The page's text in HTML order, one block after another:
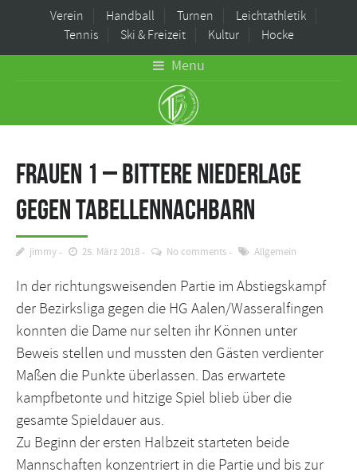
Verein Handball Turnen
Leichtathletik
Tennis
Ski & Freizeit Kultur Hocke
Menu
Frauen 1 – Bittere Niederlage
gegen Tabellennachbarn
jimmy 25. März 2018 No comments Allgemein
In der richtungsweisenden Partie im Abstiegskampf
der Bezirksliga gegen die HG Aalen/Wasseralfingen
konnten die Dame nur selten ihr Können unter
Beweis stellen und mussten den Gästen verdienter
Maßen die Punkte überlassen. Das erwartete
kampfbetonte und hitzige Spiel blieb über die
gesamte Spieldauer aus.
Zu Beginn der ersten Halbzeit starteten beide
Mannschaften konzentriert in die Partie und bis zur